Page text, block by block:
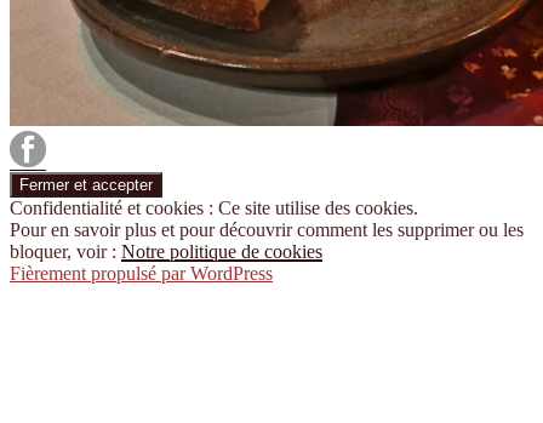
Confidentialité et cookies : Ce site utilise des cookies.
Pour en savoir plus et pour découvrir comment les supprimer ou les
bloquer, voir : Notre politique de cookies
Fièrement propulsé par WordPress